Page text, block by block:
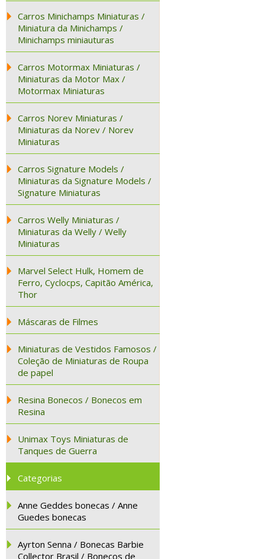
Carros Minichamps Miniaturas /
Miniatura da Minichamps /
Minichamps miniauturas
Carros Motormax Miniaturas /
Miniaturas da Motor Max /
Motormax Miniaturas
Carros Norev Miniaturas /
Miniaturas da Norev / Norev
Miniaturas
Carros Signature Models /
Miniaturas da Signature Models /
Signature Miniaturas
Carros Welly Miniaturas /
Miniaturas da Welly / Welly
Miniaturas
Marvel Select Hulk, Homem de
Ferro, Cyclocps, Capitão América,
Thor
Máscaras de Filmes
Miniaturas de Vestidos Famosos /
Coleção de Miniaturas de Roupa
de papel
Resina Bonecos / Bonecos em
Resina
Unimax Toys Miniaturas de
Tanques de Guerra
Categorias
Anne Geddes bonecas / Anne
Guedes bonecas
Ayrton Senna / Bonecas Barbie
Collector Brasil / Bonecos de